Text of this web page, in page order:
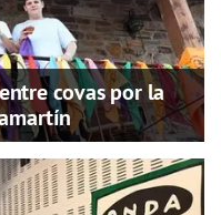
covas por la